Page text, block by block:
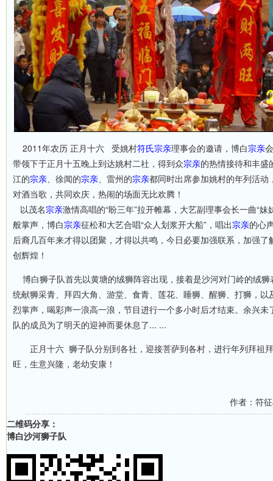
2011年农历 正月十六 受姚村符氏宗亲理事会的邀请，博白宗亲
带领下于正月十五晚上到达姚村二社，得到众宗亲的热情接待和丰盛
江的宗亲、徐闻的宗亲、雷州的宗亲都同时出席参加姚村的年列活动
对酒当歌，共同欢庆，热闹的场面无比欢腾！
以茂名宗亲激情高唱的“盼三年”拉开帷幕，大艺副理事会长一曲“妹
般掌声，博白宗亲征松和大艺合唱“众人划浆开大船”，唱出宗亲的心
后裔几百年来才得以团聚，才得以共鸣，今日必要加强联系，加强了
创辉煌！
博白狮子队首先以黄塘的绒狮阵容出现，接着是沙河对门岭的绒
统献狮采青、拜四大角、游堂、食青、莲花、睡狮、醒狮、打狮，以
烈掌声，喝彩声一浪高一浪，节目进行一个多小时后才结束。余兴
队的成员为了明天的迎神而要休息了... ...
正月十六 狮子队分别到各社，迎接菩萨到各村，进行年列拜祖
旺，生意兴隆，老幼安康！
作者：符
二维码分享：
博白沙河狮子队